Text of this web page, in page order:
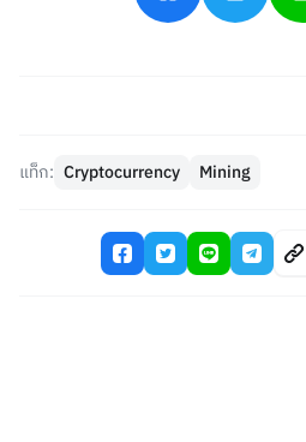
แท็ก: Cryptocurrency Mining